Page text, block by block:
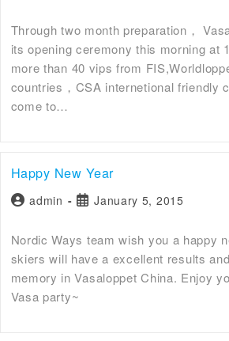
Through two month preparation，
its opening ceremony this morning at
more than 40 vips from
countries，CSA internetional friendly
come to…
Happy New Year
admin January 5, 2015
Nordic Ways team wish you a happy
skiers will have a excellent results
memory in Vasaloppet China. Enjoy
Vasa party~